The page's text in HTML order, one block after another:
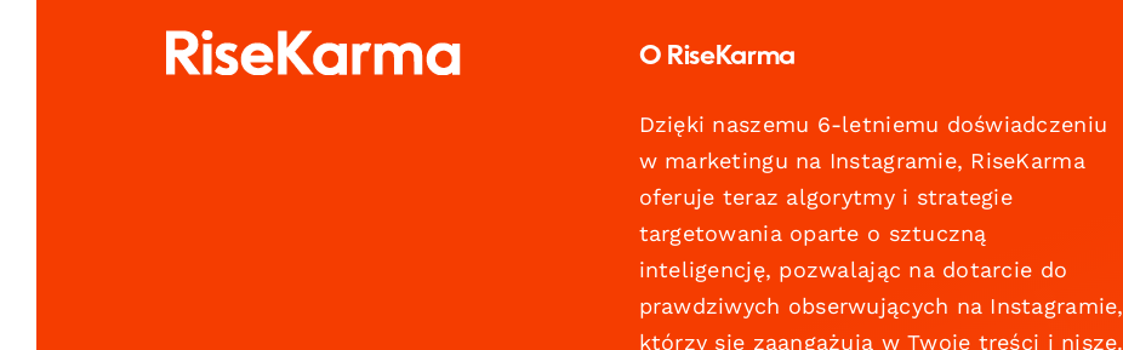
O RiseKarma
Dzięki naszemu 6-letniemu doświadczeniu
w marketingu na Instagramie, RiseKarma
oferuje teraz algorytmy i strategie
targetowania oparte o sztuczną
inteligencję, pozwalając na dotarcie do
prawdziwych obserwujących na Instagramie,
którzy się zaangażują w Twoje treści i niszę.